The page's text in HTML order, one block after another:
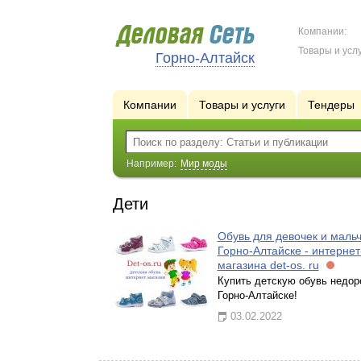
Горно-Алтайск
Компании:
Товары и
Компании Товары и услуги Тендеры
Например: Мир моды
Дети
Обувь для девочек и
Горно-Алтайске -
магазина det-os. ru
Купить детскую обувь
Горно-Алтайске!
03.02.2022